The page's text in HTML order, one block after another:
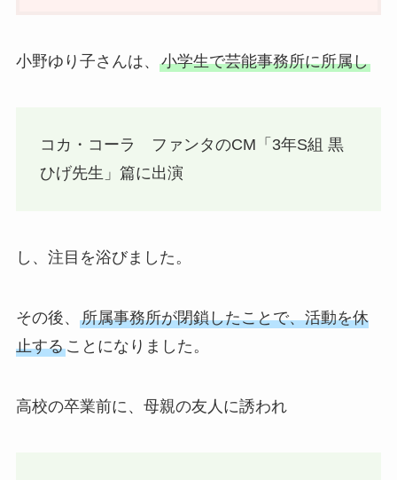
小野ゆり子さんは、 小学生で芸能事務所に所属し
コカ・コーラ ファンタのCM「3年S組 黒
ひげ先生」篇に出演
し、注目を浴びました。
その後、 所属事務所が閉鎖したことで、活動を休
止することになりました。
高校の卒業前に、母親の友人に誘われ